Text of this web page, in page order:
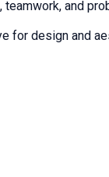
and
for design and